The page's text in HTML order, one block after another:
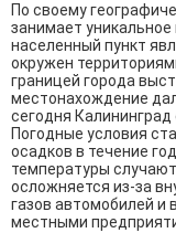
По своему
занимает
населенный пункт
окружен
границей города
местонахождение
сегодня
Погодные условия
осадков в течение
температуры
осложняется из-за
газов автомобилей
местными